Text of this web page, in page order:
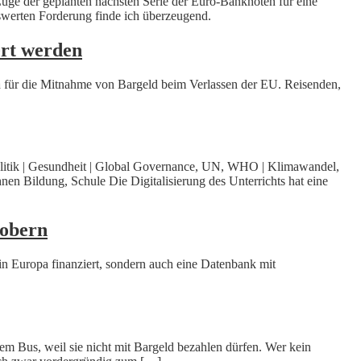
Forderung finde ich überzeugend.
werden
die Mitnahme von Bargeld beim Verlassen der EU. Reisenden,
| Gesundheit | Global Governance, UN, WHO | Klimawandel,
Bildung, Schule Die Digitalisierung des Unterrichts hat eine
Europa finanziert, sondern auch eine Datenbank mit
Bus, weil sie nicht mit Bargeld bezahlen dürfen. Wer kein